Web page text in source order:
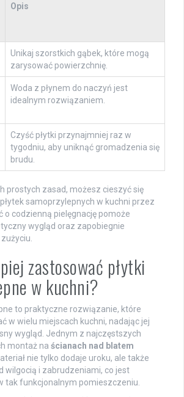
Opis
Unikaj szorstkich gąbek, które mogą
zarysować powierzchnię.
Woda z płynem do naczyń jest
idealnym rozwiązaniem.
Czyść płytki przynajmniej raz w
tygodniu, aby uniknąć gromadzenia się
brudu.
prostych zasad, możesz cieszyć się
samoprzylepnych w kuchni przez
o codzienną pielęgnację pomoże
wygląd oraz zapobiegnie
zastosować płytki
w kuchni?
to praktyczne rozwiązanie, które
w wielu miejscach kuchni, nadając jej
wygląd. Jednym z najczęstszych
montaż na ścianach nad blatem
nie tylko dodaje uroku, ale także
wilgocią i zabrudzeniami, co jest
tak funkcjonalnym pomieszczeniu.